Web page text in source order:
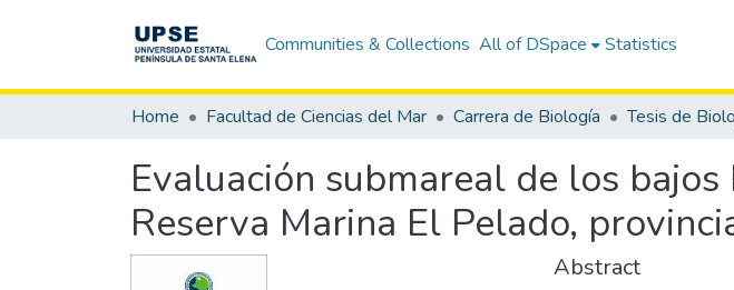
Communities & Collections All of DSpace Statistics
Home Facultad de Ciencias del Mar Carrera de Biología Tesis de
Evaluación submareal de los
Reserva Marina El Pelado,
Abstract